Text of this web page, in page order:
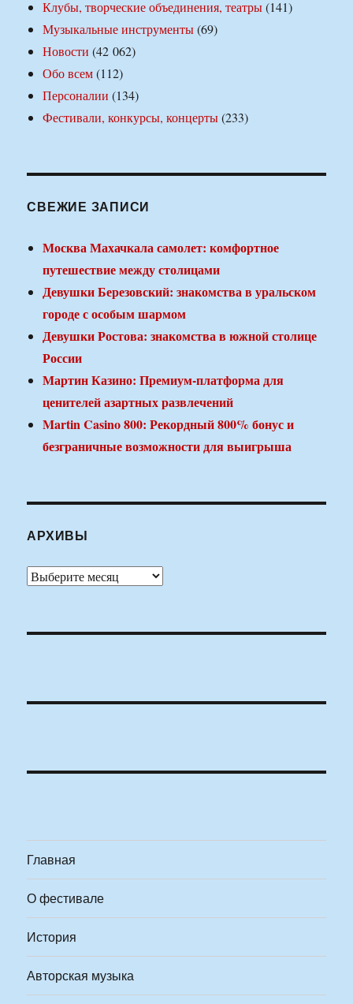
Клубы, творческие объединения, театры(141)
Музыкальные инструменты(69)
Новости (42 062)
Обо всем(112)
Персоналии (134)
Фестивали, конкурсы, концерты(233)
СВЕЖИЕ ЗАПИСИ
Москва Махачкала самолет: комфортное
путешествие между столицами
Девушки Березовский: знакомства в уральском
городе с особым шармом
Девушки Ростова: знакомства в южной столице
России
Мартин Казино: Премиум-платформа для
ценителей азартных развлечений
Martin Casino 800: Рекордный 800% бонус и
безграничные возможности для выигрыша
АРХИВЫ
Архивы
Главная
О фестивале
История
Авторская музыка